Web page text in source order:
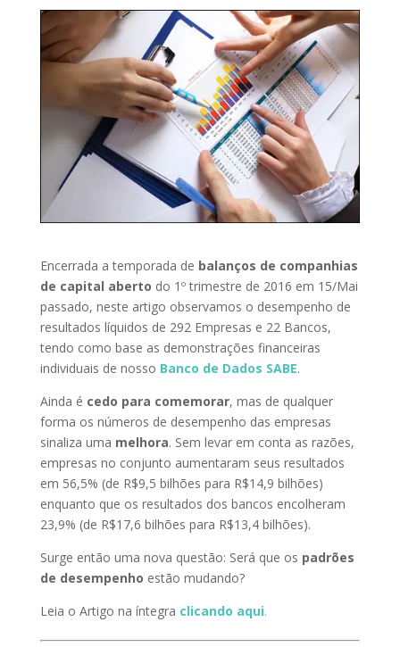
Encerrada a temporada de balanços de companhias
de capital aberto do 1º trimestre de 2016 em 15/Mai
passado, neste artigo observamos o desempenho de
resultados líquidos de 292 Empresas e 22 Bancos,
tendo como base as demonstrações financeiras
individuais de nosso Banco de Dados SABE.
Ainda é cedo para comemorar, mas de qualquer
forma os números de desempenho das empresas
sinaliza uma melhora. Sem levar em conta as razões,
empresas no conjunto aumentaram seus resultados
em 56,5% (de R$9,5 bilhões para R$14,9 bilhões)
enquanto que os resultados dos bancos encolheram
23,9% (de R$17,6 bilhões para R$13,4 bilhões).
Surge então uma nova questão: Será que os padrões
de desempenho estão mudando?
Leia o Artigo na íntegra clicando aqui.